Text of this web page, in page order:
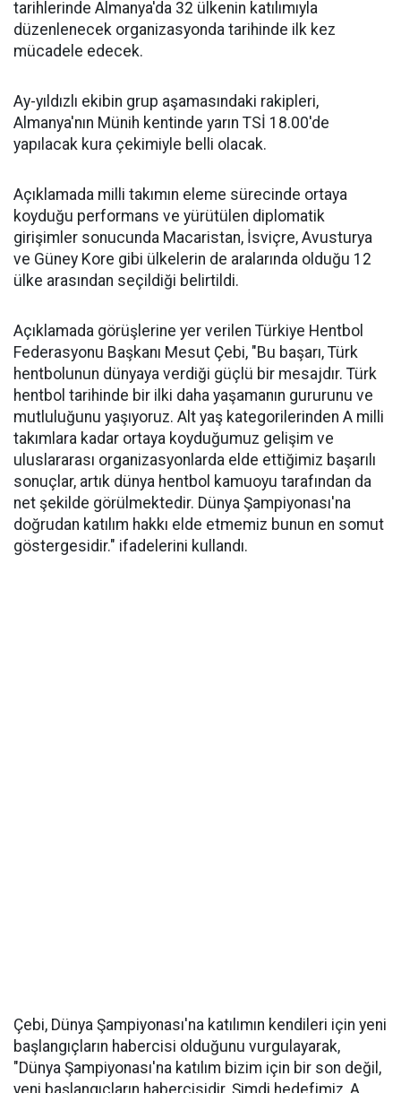
tarihlerinde Almanya'da 32 ülkenin katılımıyla
düzenlenecek organizasyonda tarihinde ilk kez
mücadele edecek.
Ay-yıldızlı ekibin grup aşamasındaki rakipleri,
Almanya'nın Münih kentinde yarın TSİ 18.00'de
yapılacak kura çekimiyle belli olacak.
Açıklamada milli takımın eleme sürecinde ortaya
koyduğu performans ve yürütülen diplomatik
girişimler sonucunda Macaristan, İsviçre, Avusturya
ve Güney Kore gibi ülkelerin de aralarında olduğu 12
ülke arasından seçildiği belirtildi.
Açıklamada görüşlerine yer verilen Türkiye Hentbol
Federasyonu Başkanı Mesut Çebi, "Bu başarı, Türk
hentbolunun dünyaya verdiği güçlü bir mesajdır. Türk
hentbol tarihinde bir ilki daha yaşamanın gururunu ve
mutluluğunu yaşıyoruz. Alt yaş kategorilerinden A milli
takımlara kadar ortaya koyduğumuz gelişim ve
uluslararası organizasyonlarda elde ettiğimiz başarılı
sonuçlar, artık dünya hentbol kamuoyu tarafından da
net şekilde görülmektedir. Dünya Şampiyonası'na
doğrudan katılım hakkı elde etmemiz bunun en somut
göstergesidir." ifadelerini kullandı.
Çebi, Dünya Şampiyonası'na katılımın kendileri için yeni
başlangıçların habercisi olduğunu vurgulayarak,
"Dünya Şampiyonası'na katılım bizim için bir son değil,
yeni başlangıçların habercisidir. Şimdi hedefimiz, A